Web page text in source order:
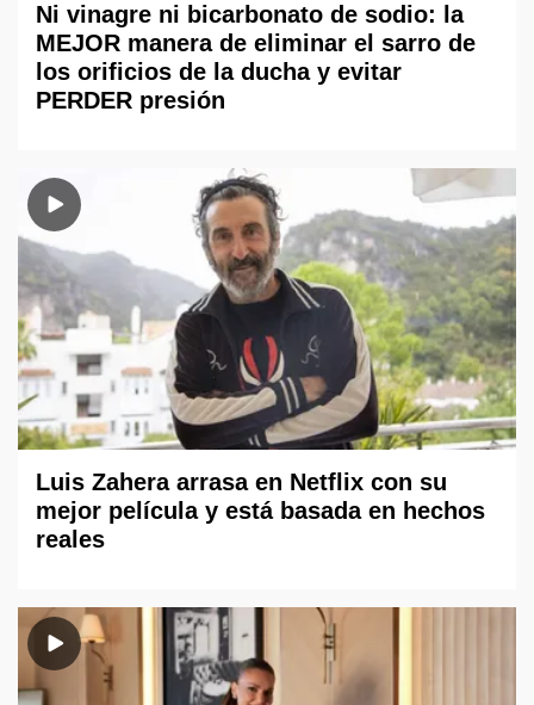
Ni vinagre ni bicarbonato de sodio: la
MEJOR manera de eliminar el sarro de
los orificios de la ducha y evitar
PERDER presión
Luis Zahera arrasa en Netflix con su
mejor película y está basada en hechos
reales